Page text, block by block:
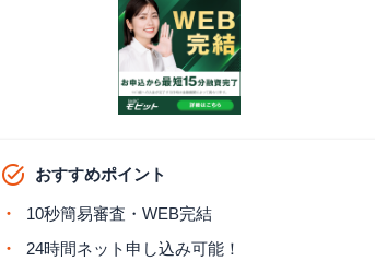
おすすめポイント
10秒簡易審査・WEB完結
24時間ネット申し込み可能！